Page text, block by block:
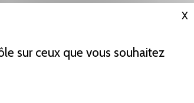
sur ceux que vous souhaitez
X